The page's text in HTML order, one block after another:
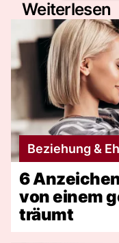
Weiterlesen
Beziehung &
6
von einem
träumt